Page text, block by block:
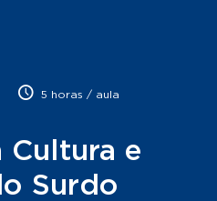
5 horas / aula
Cultura e
Surdo